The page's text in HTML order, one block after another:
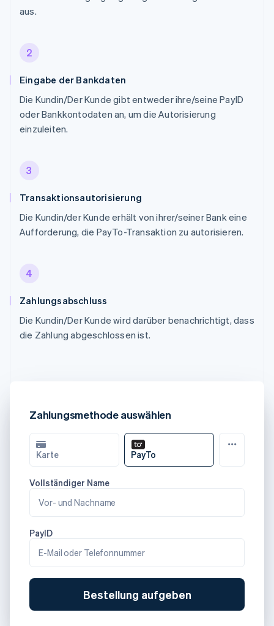
aus.
2
Eingabe der Bankdaten
Die Kundin/Der Kunde gibt entweder ihre/seine PayID
oder Bankkontodaten an, um die Autorisierung
einzuleiten.
3
Transaktionsautorisierung
Die Kundin/der Kunde erhält von ihrer/seiner Bank eine
Aufforderung, die PayTo-Transaktion zu autorisieren.
4
Zahlungsabschluss
Die Kundin/Der Kunde wird darüber benachrichtigt, dass
die Zahlung abgeschlossen ist.
Zahlungsmethode auswählen
Karte PayTo
Vollständiger Name
Vor- und Nachname
PayID
E-Mail oder Telefonnummer
Bestellung aufgeben